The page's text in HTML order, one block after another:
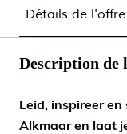
Détails de
Description
Leid, inspireer
Alkmaar en laat